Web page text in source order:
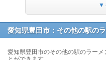
▼
愛知県豊田市：その他の駅の
愛知県豊田市のその他の駅のラー